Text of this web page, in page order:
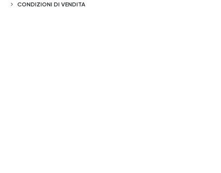
CONDIZIONI DI VENDITA